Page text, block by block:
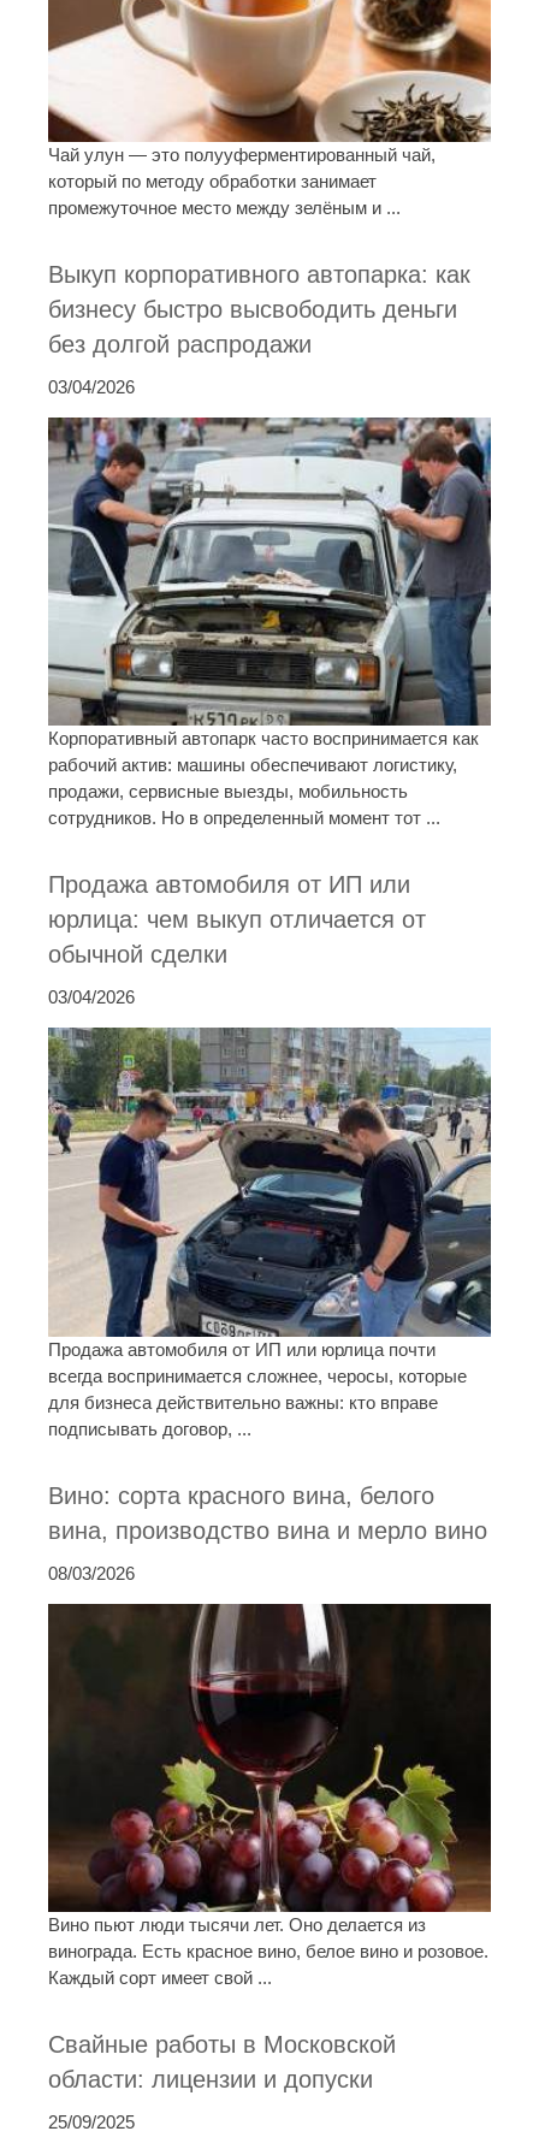
Чай улун — это полууферментированный чай,
который по методу обработки занимает
промежуточное место между зелёным и ...
Выкуп корпоративного автопарка: как
бизнесу быстро высвободить деньги
без долгой распродажи
03/04/2026
Корпоративный автопарк часто воспринимается как
рабочий актив: машины обеспечивают логистику,
продажи, сервисные выезды, мобильность
сотрудников. Но в определенный момент тот ...
Продажа автомобиля от ИП или
юрлица: чем выкуп отличается от
обычной сделки
03/04/2026
Продажа автомобиля от ИП или юрлица почти
всегда воспринимается сложнее, черосы, которые
для бизнеса действительно важны: кто вправе
подписывать договор, ...
Вино: сорта красного вина, белого
вина, производство вина и мерло вино
08/03/2026
Вино пьют люди тысячи лет. Оно делается из
винограда. Есть красное вино, белое вино и розовое.
Каждый сорт имеет свой ...
Свайные работы в Московской
области: лицензии и допуски
25/09/2025